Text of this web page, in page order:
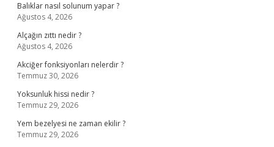
Balıklar nasıl solunum yapar ?
Ağustos 4, 2026
Alçağın zıttı nedir ?
Ağustos 4, 2026
Akciğer fonksiyonları nelerdir ?
Temmuz 30, 2026
Yoksunluk hissi nedir ?
Temmuz 29, 2026
Yem bezelyesi ne zaman ekilir ?
Temmuz 29, 2026